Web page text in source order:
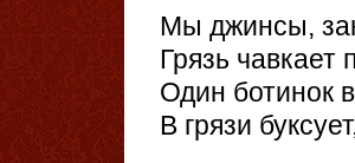
Мы джинсы,
Грязь чавкает
Один ботинок
В грязи